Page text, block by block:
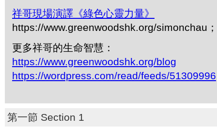
祥哥現場演譯《綠色心靈力量》
https://www.greenwoodshk.org/simonchau
更多祥哥的生命智慧：
https://www.greenwoodshk.org/blog
https://wordpress.com/read/feeds/51309996
第一節 Section 1